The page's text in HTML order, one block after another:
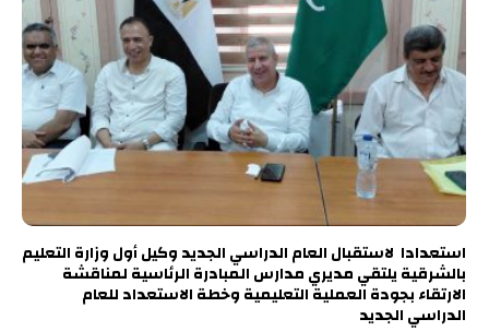
استعدادا لاستقبال العام الدراسي الجديد وكيل أول وزارة التعليم
بالشرقية يلتقي مديري مدارس المبادرة الرئاسية لمناقشة
الارتقاء بجودة العملية التعليمية وخطة الاستعداد للعام
الدراسي الجديد